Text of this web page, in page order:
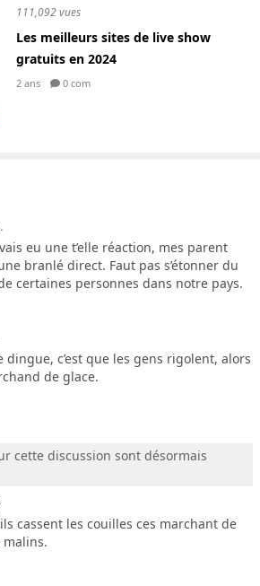
111,092 vues
Les meilleurs sites de live show
gratuits en 2024
2 ans 0 com
eu une t’elle réaction, mes parent
branlé direct. Faut pas s’étonner du
certaines personnes dans notre pays.
dingue, c’est que les gens rigolent, alors
de glace.
cette discussion sont désormais
cassent les couilles ces marchant de
malins.